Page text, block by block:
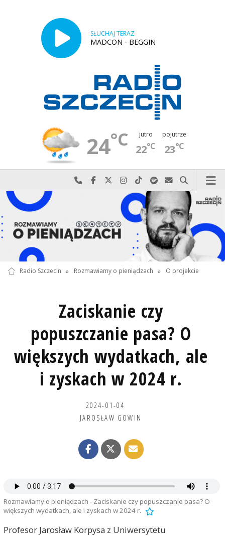
SŁUCHAJ TERAZ
MADCON - BEGGIN
24°C jutro
22°C
pojutrze
23°C
Najlepiej po prostu do nas zadzwoń
Odwiedź nas na Facebook-u
Odwiedź nas na X
Odwiedź nas na Instagram-ie
Odwiedź nas na TikTok-u
Szukaj nas na Spotify
Wyślij do nas
Szukaj
Radio Szczecin » Rozmawiamy o pieniądzach » O projekcie
Zaciskanie czy
popuszczanie pasa? O
większych wydatkach, ale
i zyskach w 2024 r.
2024-01-04
JAROSŁAW GOWIN
Rozmawiamy o pieniądzach - Zaciskanie czy popuszczanie pasa? O
większych wydatkach, ale i zyskach w 2024 r.
Profesor Jarosław Korpysa z Uniwersytetu